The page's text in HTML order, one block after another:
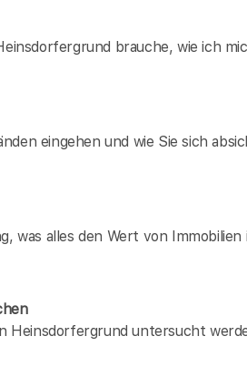
brauche, wie ich
eingehen und wie Sie sich
was alles den Wert von Immobilien
Heinsdorfergrund untersucht